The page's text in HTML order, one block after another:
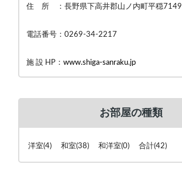
住 所 ：長野県下高井郡山ノ内町平穏7149
電話番号：0269-34-2217
施 設 HP： www.shiga-sanraku.jp
お部屋の種類
洋室(4) 和室(38) 和洋室(0) 合計(42)